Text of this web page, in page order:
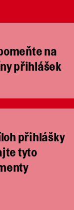
na
přihlášek
přihlášky
tyto